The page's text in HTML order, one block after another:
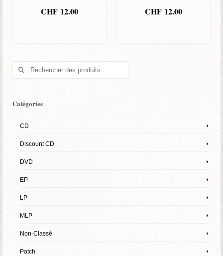
CHF 12.00 CHF 12.00
Rechercher :
Catégories
CD
Discount CD
DVD
EP
LP
MLP
Non-Classé
Patch